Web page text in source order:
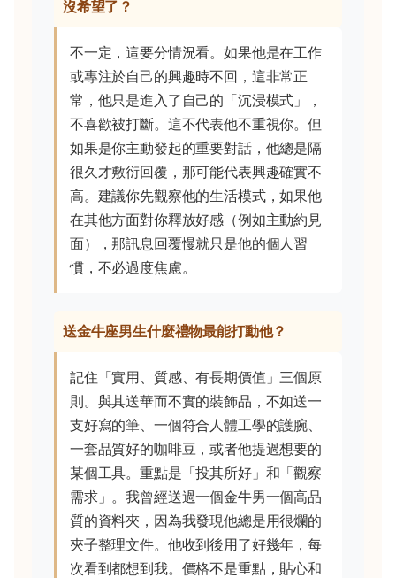
沒希望了？
不一定，這要分情況看。如果他是在工作
或專注於自己的興趣時不回，這非常正
常，他只是進入了自己的「沉浸模式」，
不喜歡被打斷。這不代表他不重視你。但
如果是你主動發起的重要對話，他總是隔
很久才敷衍回覆，那可能代表興趣確實不
高。建議你先觀察他的生活模式，如果他
在其他方面對你釋放好感（例如主動約見
面），那訊息回覆慢就只是他的個人習
慣，不必過度焦慮。
送金牛座男生什麼禮物最能打動他？
記住「實用、質感、有長期價值」三個原
則。與其送華而不實的裝飾品，不如送一
支好寫的筆、一個符合人體工學的護腕、
一套品質好的咖啡豆，或者他提過想要的
某個工具。重點是「投其所好」和「觀察
需求」。我曾經送過一個金牛男一個高品
質的資料夾，因為我發現他總是用很爛的
夾子整理文件。他收到後用了好幾年，每
次看到都想到我。價格不是重點，貼心和